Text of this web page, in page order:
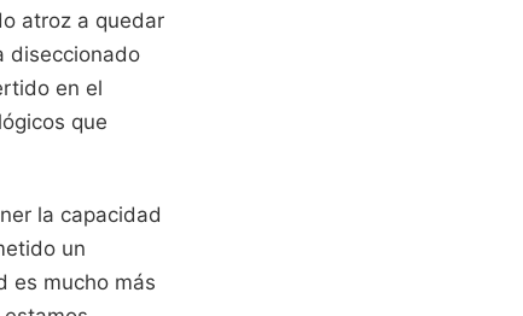
atroz a quedar
diseccionado
en el
que
la capacidad
un
es mucho más